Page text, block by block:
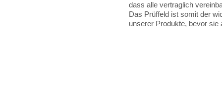
dass alle vertraglich
Das Prüffeld ist somit der
unserer Produkte, bevor sie